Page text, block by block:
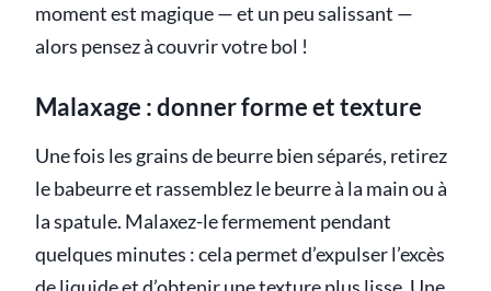
moment est magique — et un peu salissant —
alors pensez à couvrir votre bol !
Malaxage : donner forme et texture
Une fois les grains de beurre bien séparés, retirez
le babeurre et rassemblez le beurre à la main ou à
la spatule. Malaxez-le fermement pendant
quelques minutes : cela permet d’expulser l’excès